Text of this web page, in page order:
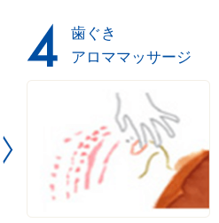
歯ぐき
アロママッサージ